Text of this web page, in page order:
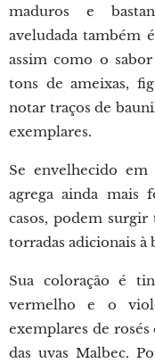
maduros e
aveludada também
assim como o
tons de ameixas,
notar traços de
exemplares.
Se envelhecido
agrega ainda mais
casos, podem
torradas adicionais à
Sua coloração é
vermelho e o
exemplares de
das uvas Malbec.